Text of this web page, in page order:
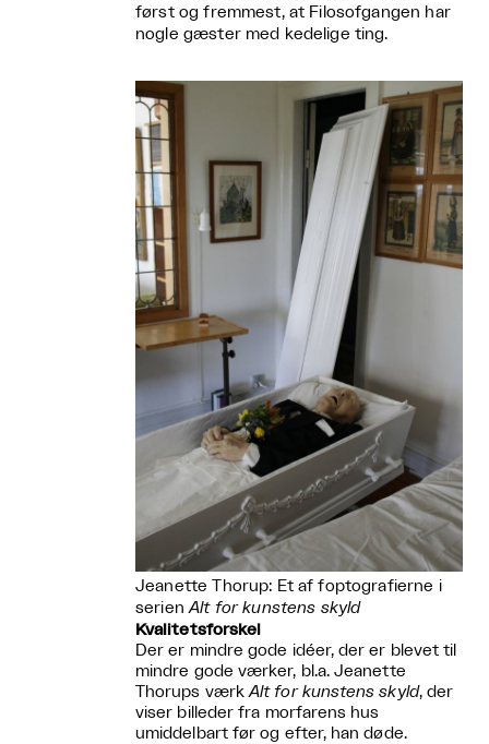
først og fremmest, at Filosofgangen har
nogle gæster med kedelige ting.
Jeanette Thorup: Et af foptografierne i
serienAlt for kunstens skyld
Kvalitetsforskel
Der er mindre gode idéer, der er blevet til
mindre gode værker, bl.a. Jeanette
Thorups værkAlt for kunstens skyld, der
viser billeder fra morfarens hus
umiddelbart før og efter, han døde.